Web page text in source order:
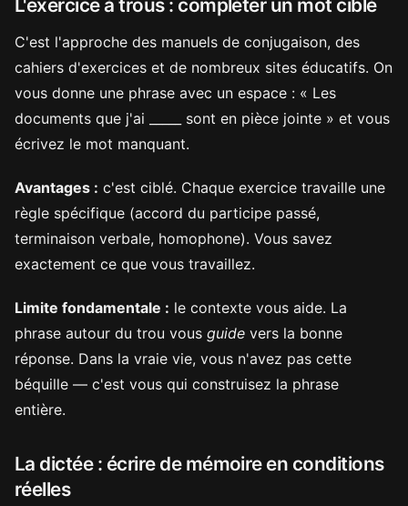
L'exercice à trous : compléter un mot ciblé
C'est l'approche des manuels de conjugaison, des
cahiers d'exercices et de nombreux sites éducatifs. On
vous donne une phrase avec un espace : « Les
documents que j'ai _____ sont en pièce jointe » et vous
écrivez le mot manquant.
Avantages : c'est ciblé. Chaque exercice travaille une
règle spécifique (accord du participe passé,
terminaison verbale, homophone). Vous savez
exactement ce que vous travaillez.
Limite fondamentale : le contexte vous aide. La
phrase autour du trou vous guide vers la bonne
réponse. Dans la vraie vie, vous n'avez pas cette
béquille — c'est vous qui construisez la phrase
entière.
La dictée : écrire de mémoire en conditions
réelles